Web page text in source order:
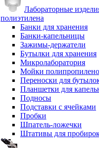
Лабораторные
полиэтилена
Банки для хранения
Банки-капельницы
Зажимы-держатели
Бутылки для хранения
Микролаборатория
Мойки
Переноски для
Планшетки для
Подносы
Подставки с ячейками
Пробки
Шпатель-ложечки
Штативы для